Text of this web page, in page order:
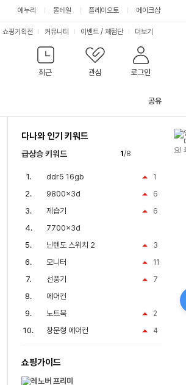
에누리 몰테일 플레이오토 메이크샵
최근 관심 로그인
쇼핑기획전 커뮤니티 이벤트 / 체험단 더보기
공유
다나와 인기 키워드
급상승 키워드 1/8
1
ddr5 16gb
6
9800x3d
6
제습기
7700x3d
3
닌텐도 스위치 2
11
모니터
7
선풍기
에어컨
2
노트북
4
창문형 에어컨
쇼핑가이드